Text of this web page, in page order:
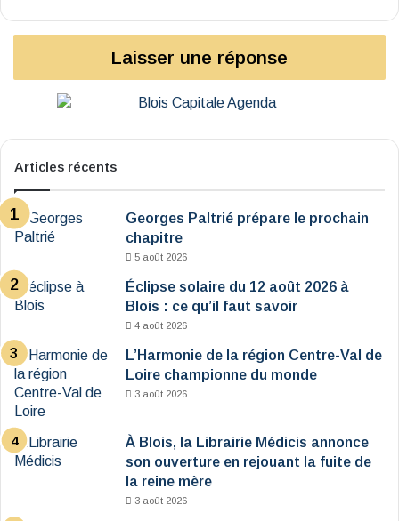
Laisser une réponse
Articles récents
Georges Paltrié prépare le prochain
chapitre
5 août 2026
Éclipse solaire du 12 août 2026 à
Blois : ce qu’il faut savoir
4 août 2026
L’Harmonie de la région Centre-Val de
Loire championne du monde
3 août 2026
À Blois, la Librairie Médicis annonce
son ouverture en rejouant la fuite de
la reine mère
3 août 2026